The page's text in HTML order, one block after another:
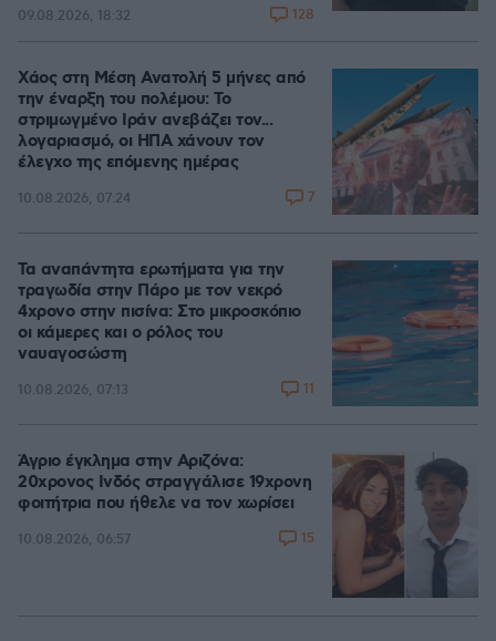
09.08.2026, 18:32 128
Χάος στη Μέση Ανατολή 5 μήνες από
την έναρξη του πολέμου: Το
στριμωγμένο Ιράν ανεβάζει τον...
λογαριασμό, οι ΗΠΑ χάνουν τον
έλεγχο της επόμενης ημέρας
10.08.2026, 07:24 7
Τα αναπάντητα ερωτήματα για την
τραγωδία στην Πάρο με τον νεκρό
4χρονο στην πισίνα: Στο μικροσκόπιο
οι κάμερες και ο ρόλος του
ναυαγοσώστη
10.08.2026, 07:13 11
Άγριο έγκλημα στην Αριζόνα:
20χρονος Ινδός στραγγάλισε 19χρονη
φοιτήτρια που ήθελε να τον χωρίσει
10.08.2026, 06:57 15